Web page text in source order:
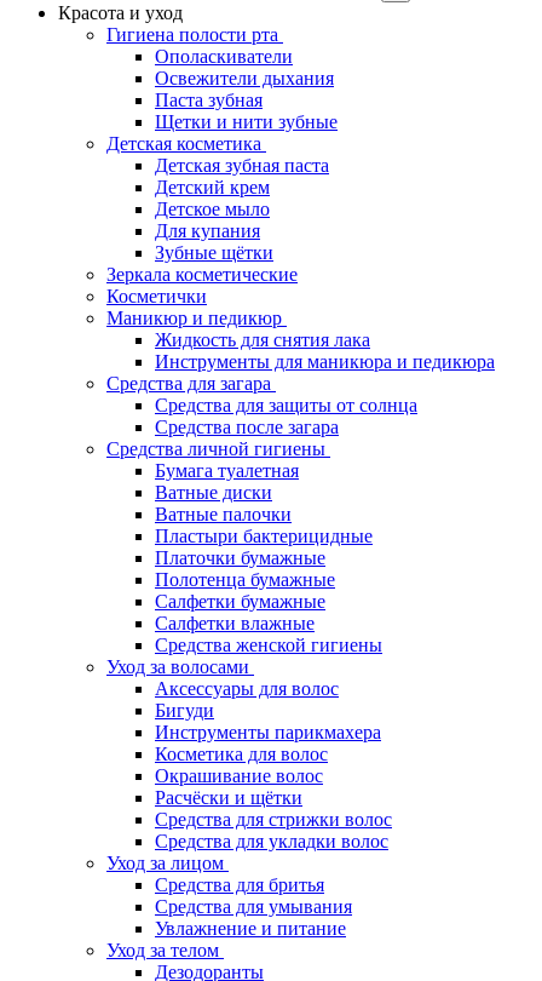
Красота и уход
Гигиена полости рта
Ополаскиватели
Освежители дыхания
Паста зубная
Щетки и нити зубные
Детская косметика
Детская зубная паста
Детский крем
Детское мыло
Для купания
Зубные щётки
Зеркала косметические
Косметички
Маникюр и педикюр
Жидкость для снятия лака
Инструменты для маникюра и педикюра
Средства для загара
Средства для защиты от солнца
Средства после загара
Средства личной гигиены
Бумага туалетная
Ватные диски
Ватные палочки
Пластыри бактерицидные
Платочки бумажные
Полотенца бумажные
Салфетки бумажные
Салфетки влажные
Средства женской гигиены
Уход за волосами
Аксессуары для волос
Бигуди
Инструменты парикмахера
Косметика для волос
Окрашивание волос
Расчёски и щётки
Средства для стрижки волос
Средства для укладки волос
Уход за лицом
Средства для бритья
Средства для умывания
Увлажнение и питание
Уход за телом
Дезодоранты